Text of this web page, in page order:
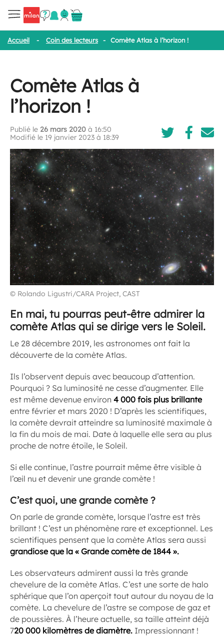
Accueil - Coin des lecteurs - Comète Atlas à l’horizon !
Comète Atlas à
l’horizon !
Publié le 26 mars 2020 à 16:50
Modifié le 19 janvier 2023 à 18:39
© Rolando Ligustri/CARA Project, CAST
En mai, tu pourras peut-être admirer la
comète Atlas qui se dirige vers le Soleil.
Le 28 décembre 2019, les astronomes ont fait la
découverte de la comète Atlas.
Ils l’observent depuis avec beaucoup d’attention.
Pourquoi ? Sa luminosité ne cesse d’augmenter. Elle
est même devenue environ 4 000 fois plus brillante
entre février et mars 2020 ! D’après les scientifiques,
la comète devrait atteindre sa luminosité maximale à
la fin du mois de mai. Date à laquelle elle sera au plus
proche de notre étoile, le Soleil.
Si elle continue, l’astre pourrait même être visible à
l’œil nu et devenir une grande comète !
C’est quoi, une grande comète ?
On parle de grande comète, lorsque l’astre est très
brillant ! C’est un phénomène rare et exceptionnel. Les
scientifiques pensent que la comète Atlas sera aussi
grandiose que la « Grande comète de 1844 ».
Les observateurs admirent aussi la très grande
chevelure de la comète Atlas. C’est une sorte de halo
sphérique que l’on aperçoit tout autour du noyau de la
comète. La chevelure de l’astre se compose de gaz et
de poussières. À l’heure actuelle, sa taille atteint déjà
720 000 kilomètres de diamètre. Impressionnant !